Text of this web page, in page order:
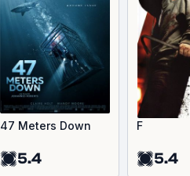
47 Meters Down
5.4
F
5.4